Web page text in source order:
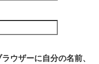
ウザーに自分の名前、